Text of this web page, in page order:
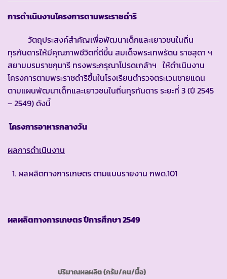
การดำเนินงานโครงการตามพระราชดำริ
วัตถุประสงค์สำคัญเพื่อพัฒนาเด็กและเยาวชนในถิ่น
ทุรกันดารให้มีคุณภาพชีวิตที่ดีขึ้น สมเด็จพระเทพรัตน ราชสุดา ฯ
สยามบรมราชกุมารี ทรงพระกรุณาโปรดเกล้าฯ ให้ดำเนินงาน
โครงการตามพระราชดำริขึ้นในโรงเรียนตำรวจตระเวนชายแดน
ตามแผนพัฒนาเด็กและเยาวชนในถิ่นทุรกันดาร ระยะที่ 3 (ปี 2545
– 2549) ดังนี้
โครงการอาหารกลางวัน
ผลการดำเนินงาน
ผลผลิตทางการเกษตร ตามแบบรายงาน กพด.101
ผลผลิตทางการเกษตร ปีการศึกษา2549
ปริมาณผลผลิต(กรัม/คน/มื้อ)